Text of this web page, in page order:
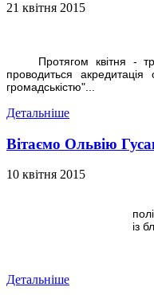
21 квітня 2015
Протягом квітня -
проводиться акредитація
громадськістю"...
Детальніше
Вітаємо Ольвію
10 квітня 2015
із
Детальніше